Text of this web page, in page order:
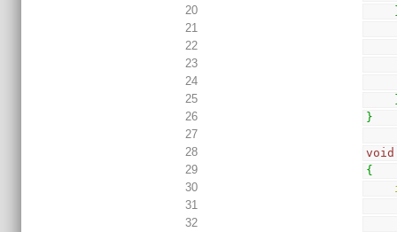
20
21
22
23
24
25
26
}
27
28
void
29
{
30
31
32